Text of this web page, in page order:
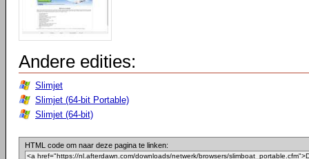
Andere edities:
Slimjet
Slimjet (64-bit Portable)
Slimjet (64-bit)
HTML code om naar deze pagina te linken: